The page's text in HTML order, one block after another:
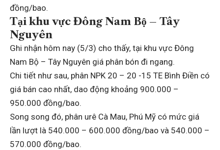
đồng/bao.
Tại khu vực Đông Nam Bộ – Tây
Nguyên
Ghi nhận hôm nay (5/3) cho thấy, tại khu vực Đông
Nam Bộ – Tây Nguyên giá phân bón đi ngang.
Chi tiết như sau, phân NPK 20 – 20 -15 TE Bình Điền có
giá bán cao nhất, dao động khoảng 900.000 –
950.000 đồng/bao.
Song song đó, phân urê Cà Mau, Phú Mỹ có mức giá
lần lượt là 540.000 – 600.000 đồng/bao và 540.000 –
570.000 đồng/bao.